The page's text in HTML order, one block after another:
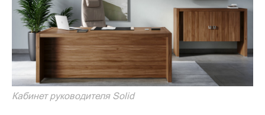
Кабинет руководителя Solid